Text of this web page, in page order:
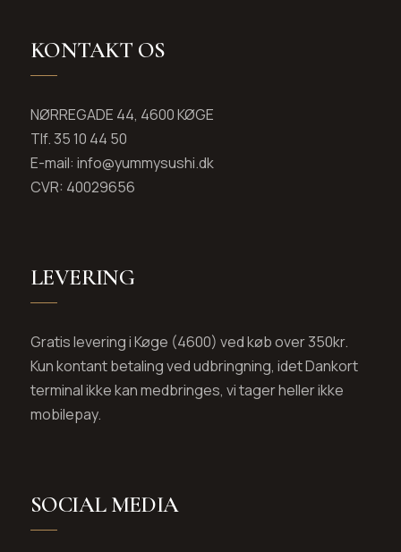
KONTAKT OS
NØRREGADE 44, 4600 KØGE
Tlf. 35 10 44 50
E-mail: info@yummysushi.dk
CVR: 40029656
LEVERING
Gratis levering i Køge (4600) ved køb over 350kr.
Kun kontant betaling ved udbringning, idet Dankort
terminal ikke kan medbringes, vi tager heller ikke
mobilepay.
SOCIAL MEDIA